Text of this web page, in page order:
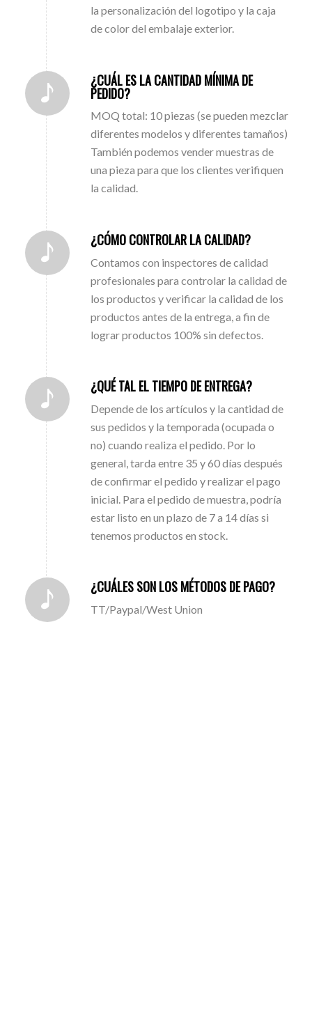
la personalización del logotipo y la caja
de color del embalaje exterior.
¿CUÁL ES LA CANTIDAD MÍNIMA DE
PEDIDO?
MOQ total: 10 piezas (se pueden mezclar
diferentes modelos y diferentes tamaños)
También podemos vender muestras de
una pieza para que los clientes verifiquen
la calidad.
¿CÓMO CONTROLAR LA CALIDAD?
Contamos con inspectores de calidad
profesionales para controlar la calidad de
los productos y verificar la calidad de los
productos antes de la entrega, a fin de
lograr productos 100% sin defectos.
¿QUÉ TAL EL TIEMPO DE ENTREGA?
Depende de los artículos y la cantidad de
sus pedidos y la temporada (ocupada o
no) cuando realiza el pedido. Por lo
general, tarda entre 35 y 60 días después
de confirmar el pedido y realizar el pago
inicial. Para el pedido de muestra, podría
estar listo en un plazo de 7 a 14 días si
tenemos productos en stock.
¿CUÁLES SON LOS MÉTODOS DE PAGO?
TT/Paypal/West Union